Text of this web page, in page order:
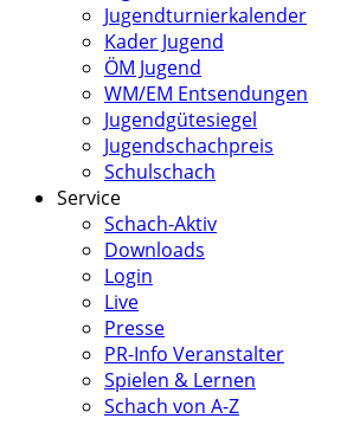
Jugendturnierkalender
Kader Jugend
ÖM Jugend
WM/EM Entsendungen
Jugendgütesiegel
Jugendschachpreis
Schulschach
Service
Schach-Aktiv
Downloads
Login
Live
Presse
PR-Info Veranstalter
Spielen & Lernen
Schach von A-Z